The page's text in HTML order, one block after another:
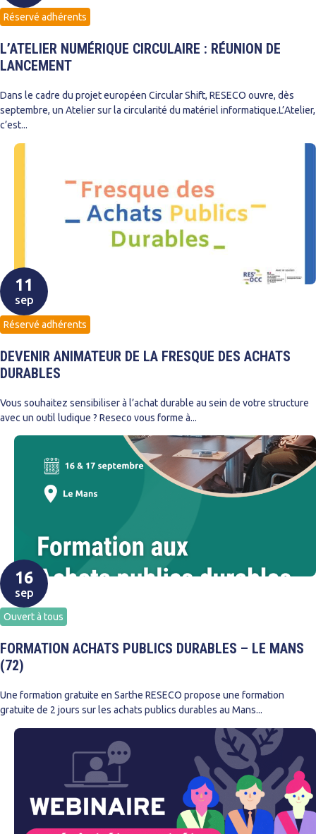
Réservé adhérents
L’ATELIER NUMÉRIQUE CIRCULAIRE : RÉUNION DE
LANCEMENT
Dans le cadre du projet européen Circular Shift, RESECO ouvre, dès
septembre, un Atelier sur la circularité du matériel informatique.L’Atelier,
c’est...
11
sep
Réservé adhérents
DEVENIR ANIMATEUR DE LA FRESQUE DES ACHATS
DURABLES
Vous souhaitez sensibiliser à l’achat durable au sein de votre structure
avec un outil ludique ? Reseco vous forme à...
16
sep
Ouvert à tous
FORMATION ACHATS PUBLICS DURABLES – LE MANS
(72)
Une formation gratuite en Sarthe RESECO propose une formation
gratuite de 2 jours sur les achats publics durables au Mans...